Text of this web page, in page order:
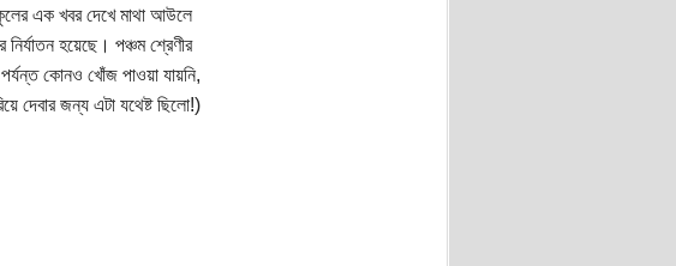
এক খবর দেখে মাথা আউলে
হয়েছে। পঞ্চম শ্রেণীর
পর্যন্ত কোনও খোঁজ পাওয়া যায়নি,
দেবার জন্য এটা যথেষ্ট ছিলো!)